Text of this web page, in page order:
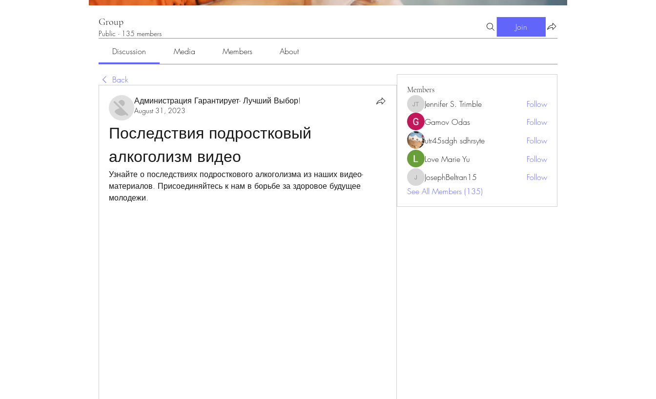
Group
Public · 135 members
Join
Discussion Media Members About
Back
Администрация Гарантирует- Лучший Выбор!
August 31, 2023
Последствия подростковый
алкоголизм видео
Узнайте о последствиях подросткового алкоголизма из наших видео-
материалов. Присоединяйтесь к нам в борьбе за здоровое будущее
молодежи.
Members
Jennifer S. Trimble
Jennifer S. Trimble
Follow
Gamov Odas
Follow
utr45sdgh sdhrsyte
Follow
Love Marie Yu
Follow
JosephBeltran15
JosephBeltran15
Follow
See All Members (135)